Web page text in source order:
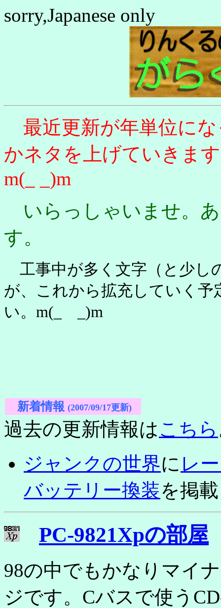
sorry,Japanese only
最近更新が年単位に
かネタを上げていきま
m(_ _)m
いらっしゃいませ。
す。
工事中が多く文字（と少し
が、これから拡充していく
い。m(_ _)m
新着情報 (2007/09/17更新)
過去の更新情報はこちら
ジャンクの世界に レ
バッテリー換装を掲
PC-9821Xpの部屋
98の中でもかなりマイ
ジです。Cバスで使う